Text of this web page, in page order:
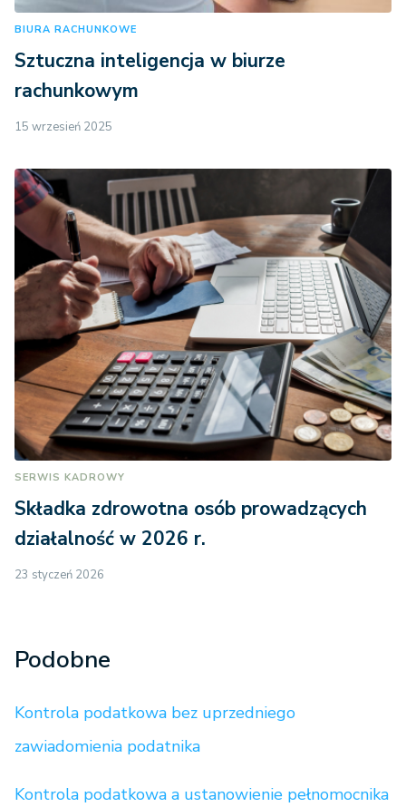
BIURA RACHUNKOWE
Sztuczna inteligencja w biurze
rachunkowym
15 wrzesień 2025
SERWIS KADROWY
Składka zdrowotna osób prowadzących
działalność w 2026 r.
23 styczeń 2026
Podobne
Kontrola podatkowa bez uprzedniego
zawiadomienia podatnika
Kontrola podatkowa a ustanowienie pełnomocnika